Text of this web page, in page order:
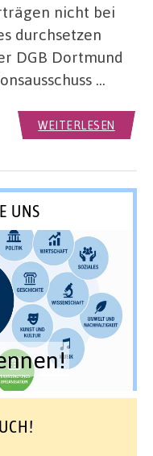
nicht bei
durchsetzen
DGB Dortmund
…
WEITERLESEN
UNS